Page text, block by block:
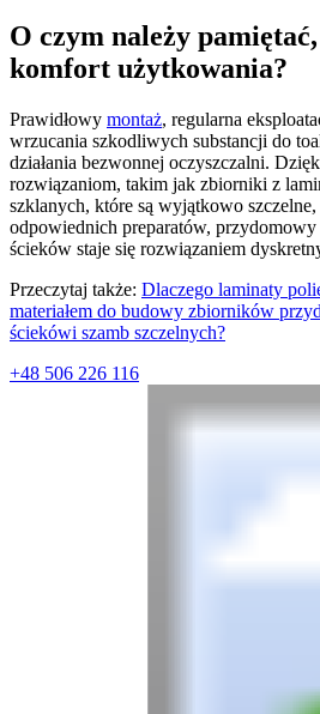
O czym należy
komfort użytkowania?
Prawidłowy montaż, regularna
wrzucania szkodliwych substancji do
działania bezwonnej oczyszczalni.
rozwiązaniom, takim jak zbiorniki z
szklanych, które są wyjątkowo
odpowiednich preparatów, przydomowy
ścieków staje się rozwiązaniem
Przeczytaj także: Dlaczego laminaty
materiałem do budowy zbiorników
ściekówi szamb szczelnych?
+48 506 226 116